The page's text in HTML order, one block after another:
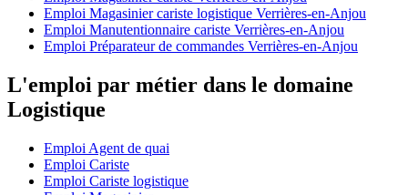
Emploi Magasinier cariste logistique Verrières-en-Anjou
Emploi Manutentionnaire cariste Verrières-en-Anjou
Emploi Préparateur de commandes Verrières-en-Anjou
L'emploi par métier dans le domaine
Logistique
Emploi Agent de quai
Emploi Cariste
Emploi Cariste logistique